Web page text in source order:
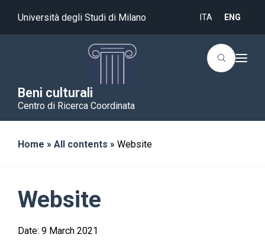
Università degli Studi di Milano ITA ENG
Beni culturali
Centro di Ricerca Coordinata
T
Home » All contents » Website
Website
Date: 9 March 2021